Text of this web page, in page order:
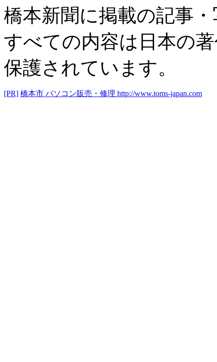
橋本新聞に掲載の記事
すべての内容は日本の
保護されています。
[PR] 橋本市 パソコン販売・修理 http://www.toms-japan.com